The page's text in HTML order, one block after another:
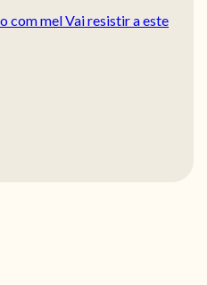
com mel Vai resistir a este